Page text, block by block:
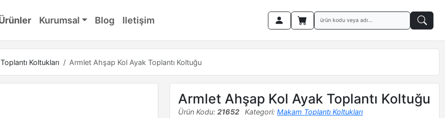
Kurumsal Blog Iletişim
Koltukları Armlet Ahşap Kol Ayak Toplantı Koltuğu
Armlet Ahşap Kol Ayak Toplantı Koltuğu
Ürün Kodu: 21652 Kategori:Makam Toplantı Koltukları